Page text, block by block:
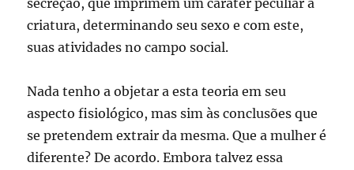
criatura, determinando seu sexo e com este,
suas atividades no campo social.
Nada tenho a objetar a esta teoria em seu
aspecto fisiológico, mas sim às conclusões que
se pretendem extrair da mesma. Que a mulher é
diferente? De acordo. Embora talvez essa